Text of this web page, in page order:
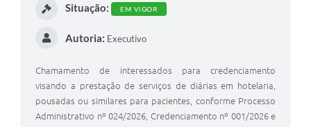
Situação: EM VIGOR
Autoria: Executivo
Chamamento de interessados para credenciamento
visando a prestação de serviços de diárias em hotelaria,
pousadas ou similares para pacientes, conforme Processo
Administrativo nº 024/2026, Credenciamento nº 001/2026 e